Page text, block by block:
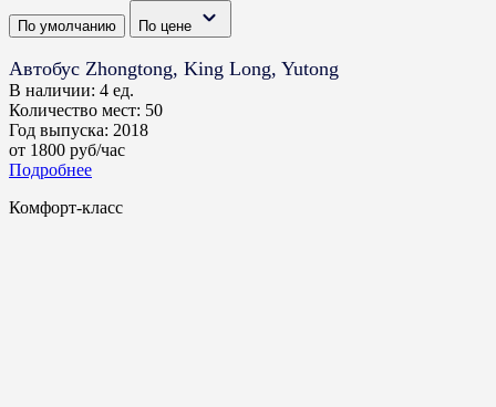
По умолчанию По цене
Автобус Zhongtong, King Long, Yutong
В наличии: 4 ед.
Количество мест: 50
Год выпуска: 2018
от 1800 руб/час
Подробнее
Комфорт-класс